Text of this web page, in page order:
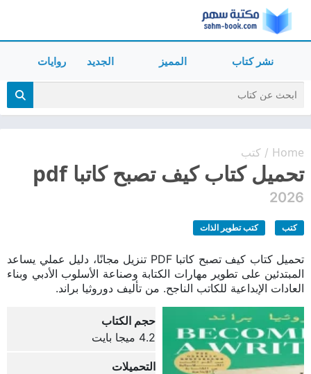
نشر كتاب المميز الجديد روايات
Home
/ كتب
تحميل كتاب كيف تصبح كاتبا pdf
2026
كتب كتب تطوير الذات
تحميل كتاب كيف تصبح كاتبا PDF تنزيل مجانًا، دليل عملي يساعد
المبتدئين على تطوير مهارات الكتابة وصناعة الأسلوب الأدبي وبناء
العادات الإبداعية للكاتب الناجح. من تأليف دوروثيا براند.
حجم الكتاب
4.2 ميجا بايت
التحميلات